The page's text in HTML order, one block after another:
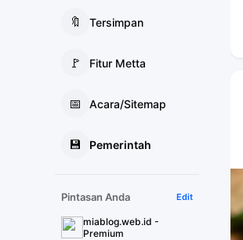
🔖 Tersimpan
🚩 Fitur Metta
📅 Acara/Sitemap
💾 Pemerintah
Pintasan Anda Edit
miablog.web.id -
Premium